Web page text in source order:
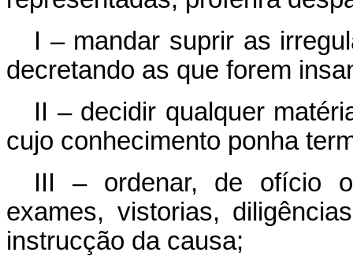
I – mandar suprir as
decretando as que forem
II – decidir qualquer
cujo conhecimento ponha
III – ordenar, de ofício
exames, vistorias,
instrucção da causa;